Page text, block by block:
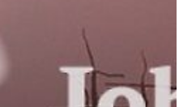
것은 육이요 성령으로 난 것은 영이
말을 기이히 여기지 말라8 바람이